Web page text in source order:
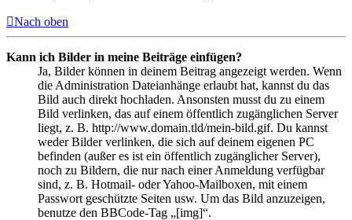
Nach oben
Kann ich Bilder in meine Beiträge einfügen?
Ja, Bilder können in deinem Beitrag angezeigt werden. Wenn
die Administration Dateianhänge erlaubt hat, kannst du das
Bild auch direkt hochladen. Ansonsten musst du zu einem
Bild verlinken, das auf einem öffentlich zugänglichen Server
liegt, z. B. http://www.domain.tld/mein-bild.gif. Du kannst
weder Bilder verlinken, die sich auf deinem eigenen PC
befinden (außer es ist ein öffentlich zugänglicher Server),
noch zu Bildern, die nur nach einer Anmeldung verfügbar
sind, z. B. Hotmail- oder Yahoo-Mailboxen, mit einem
Passwort geschützte Seiten usw. Um das Bild anzuzeigen,
benutze den BBCode-Tag „[img]“.